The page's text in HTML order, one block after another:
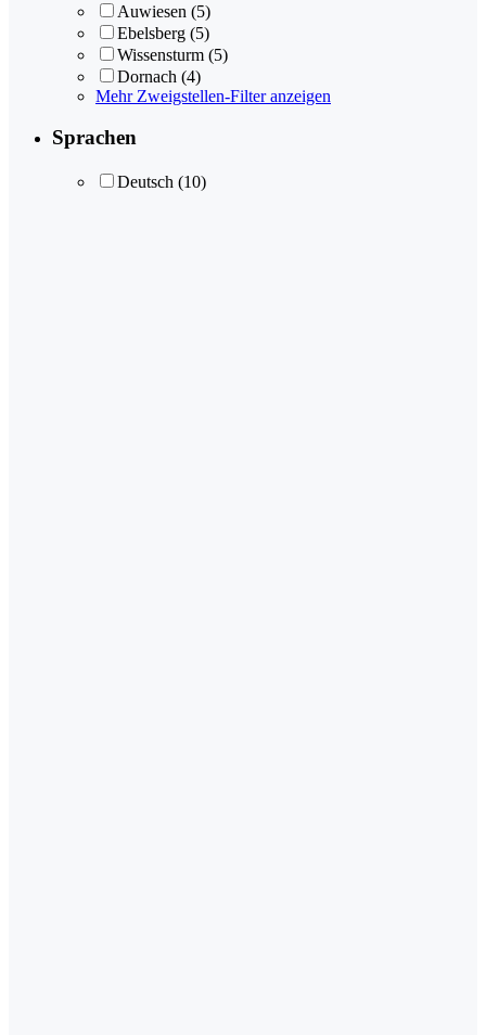
Auwiesen (5)
Ebelsberg (5)
Wissensturm (5)
Dornach (4)
Mehr Zweigstellen-Filter anzeigen
Sprachen
Deutsch (10)